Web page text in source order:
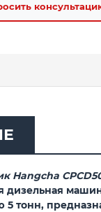
Hangcha
дизельная
5 тонн,